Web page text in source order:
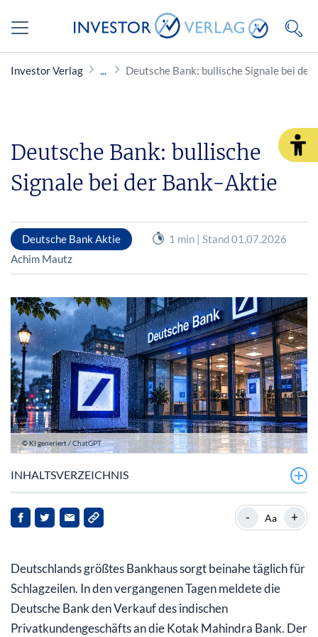
Investor Verlag Deutsche Bank: bullische Signale bei
Deutsche Bank: bullische
Signale bei der Bank-Aktie
Deutsche Bank Aktie
1 min | Stand 01.07.2026
Achim Mautz
© KI generiert / ChatGPT
INHALTSVERZEICHNIS
Mehrere bullische Elemente auf einmal!
Fazit
- Aa +
Deutschlands größtes Bankhaus sorgt beinahe täglich für
Schlagzeilen. In den vergangenen Tagen meldete die
Deutsche Bank den Verkauf des indischen
Privatkundengeschäfts an die Kotak Mahindra Bank. Der